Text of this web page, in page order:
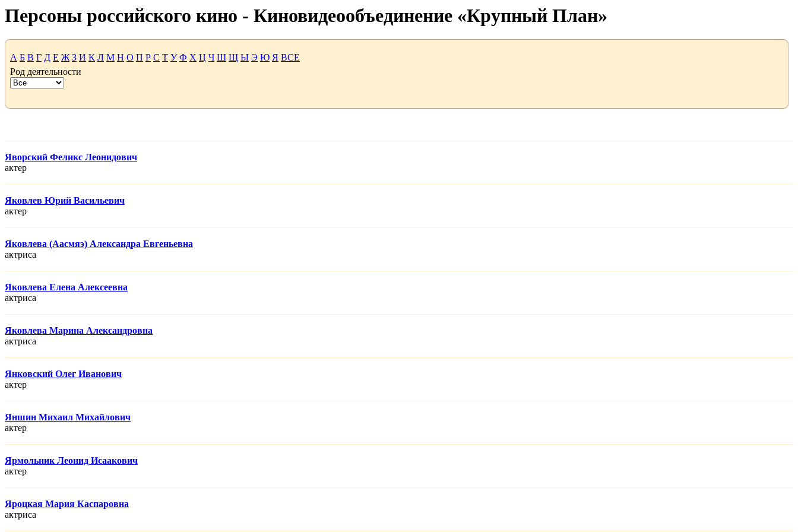
Персоны российского кино - Киновидеообъединение «Крупный План»
А Б В Г Д Е Ж З И К Л М Н О П Р С Т У Ф Х Ц Ч Ш Щ Ы Э Ю Я ВСЕ
Род деятельности
Яворский Феликс Леонидович
актер
Яковлев Юрий Васильевич
актер
Яковлева (Аасмяэ) Александра Евгеньевна
актриса
Яковлева Елена Алексеевна
актриса
Яковлева Марина Александровна
актриса
Янковский Олег Иванович
актер
Яншин Михаил Михайлович
актер
Ярмольник Леонид Исаакович
актер
Яроцкая Мария Каспаровна
актриса